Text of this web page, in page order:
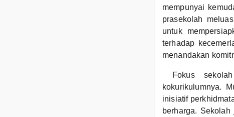
mempunyai
prasekolah
untuk
terhadap
menandakan
Fokus
kokurikulumnya.
inisiatif
berharga.